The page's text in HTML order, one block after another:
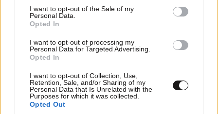
consent section.
I want to opt-out of the Sale of my
Personal Data.
Opted In
I want to opt-out of processing my
Personal Data for Targeted Advertising.
Opted In
I want to opt-out of Collection, Use,
Retention, Sale, and/or Sharing of my
Personal Data that Is Unrelated with the
Purposes for which it was collected.
Opted Out